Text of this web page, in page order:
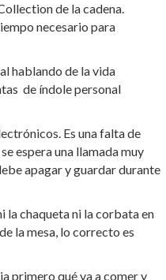
de la cadena.
necesario para
hablando de la vida
de índole personal
Es una falta de
espera una llamada muy
apagar y guardar durante
la chaqueta ni la corbata en
la mesa, lo correcto es
primero qué va a comer y